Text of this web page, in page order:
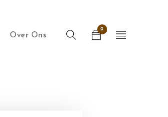
Over Ons
0